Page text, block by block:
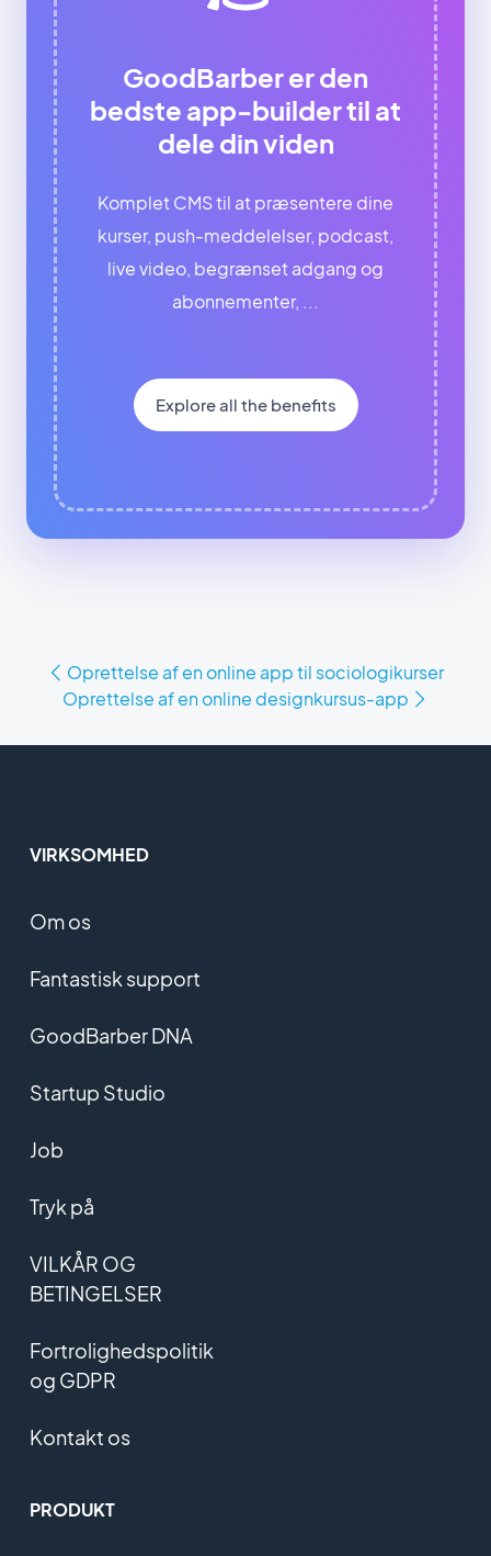
GoodBarber er den
bedste app-builder til at
dele din viden
Komplet CMS til at præsentere dine
kurser, push-meddelelser, podcast,
live video, begrænset adgang og
abonnementer, ...
Explore all the benefits
Oprettelse af en online app til sociologikurser
Oprettelse af en online designkursus-app
VIRKSOMHED
Om os
Fantastisk support
GoodBarber DNA
Startup Studio
Job
Tryk på
VILKÅR OG
BETINGELSER
Fortrolighedspolitik
og GDPR
Kontakt os
PRODUKT